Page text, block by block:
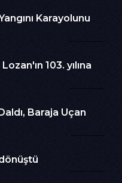
Karayolunu
103. yılına
Baraja Uçan